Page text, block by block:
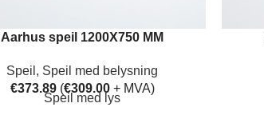
Aarhus speil 1200X750 MM
Speil , Speil med belysning
€373.89 (€309.00+ MVA)
Speil med lys